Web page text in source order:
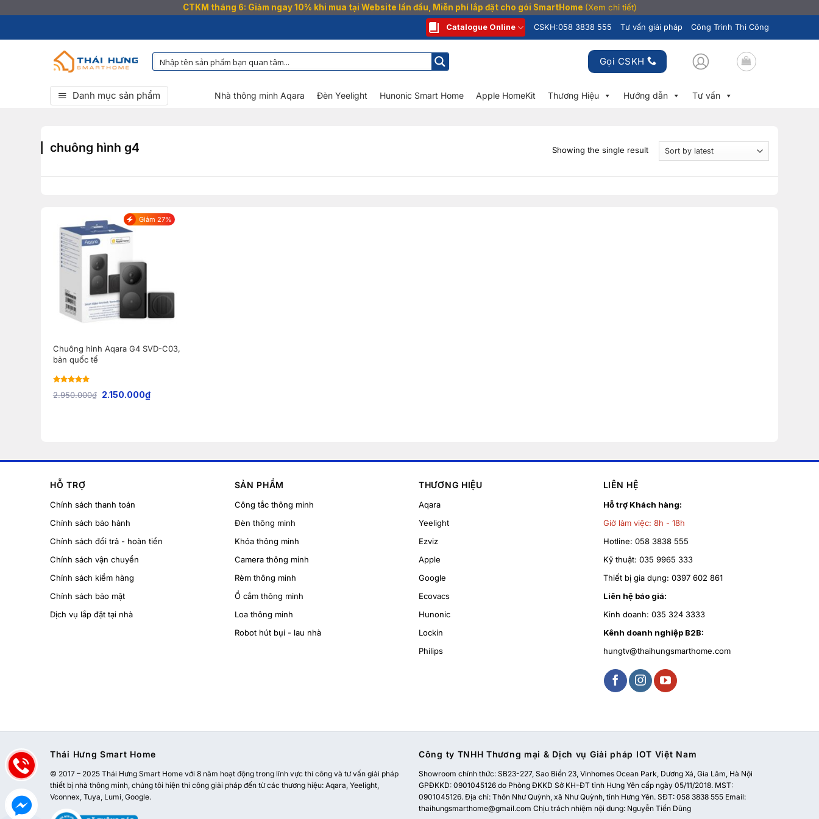
CTKM tháng 6: Giảm ngay 10% khi mua tại Website lần đầu, Miễn phí lắp đặt cho gói SmartHome (Xem chi tiết)
qua
Catalogue Online CSKH:058 3838 555 Tư vấn giải pháp Công Trình Thi Công
Gọi CSKH
Danh mục sản phẩm Nhà thông minh Aqara Đèn Yeelight Hunonic Smart Home Apple HomeKit Thương Hiệu Hướng dẫn Tư vấn
chuông hình g4 Showing the single result
Giảm 27%
Chuông hình Aqara G4 SVD-C03,
bản quốc tế
of 5
2.950.000₫ 2.150.000₫
HỖ TRỢ
Chính sách thanh toán
Chính sách bảo hành
Chính sách đổi trả - hoàn tiền
Chính sách vận chuyển
Chính sách kiểm hàng
Chính sách bảo mật
Dịch vụ lắp đặt tại nhà
SẢN PHẨM
Công tắc thông minh
Đèn thông minh
Khóa thông minh
Camera thông minh
Rèm thông minh
Ổ cắm thông minh
Loa thông minh
Robot hút bụi - lau nhà
THƯƠNG HIỆU
Aqara
Yeelight
Ezviz
Apple
Google
Ecovacs
Hunonic
Lockin
Philips
LIÊN HỆ
Hỗ trợ Khách hàng:
Giờ làm việc: 8h - 18h
Hotline: 058 3838 555
Kỹ thuật: 035 9965 333
Thiết bị gia dụng: 0397 602 861
Liên hệ báo giá:
Kinh doanh: 035 324 3333
Kênh doanh nghiệp B2B:
hungtv@thaihungsmarthome.com
Thái Hưng Smart Home
© 2017 – 2025 Thái Hưng Smart Home với 8 năm hoạt động trong lĩnh vực thi công và tư vấn giải pháp
thiết bị nhà thông minh, chúng tôi hiện thi công giải pháp đến từ các thương hiệu: Aqara, Yeelight,
Vconnex, Tuya, Lumi, Google.
Công ty TNHH Thương mại & Dịch vụ Giải pháp IOT Việt Nam
Showroom chính thức: SB23-227, Sao Biển 23, Vinhomes Ocean Park, Dương Xá, Gia Lâm, Hà Nội
GPĐKKD: 0901045126 do Phòng ĐKKD Sở KH-ĐT tỉnh Hưng Yên cấp ngày 05/11/2018. MST:
0901045126. Địa chỉ: Thôn Như Quỳnh, xã Như Quỳnh, tỉnh Hưng Yên. SĐT: 058 3838 555 Email:
thaihungsmarthome@gmail.com Chịu trách nhiệm nội dung: Nguyễn Tiến Dũng